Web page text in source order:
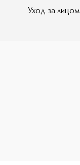
Уход за лицом